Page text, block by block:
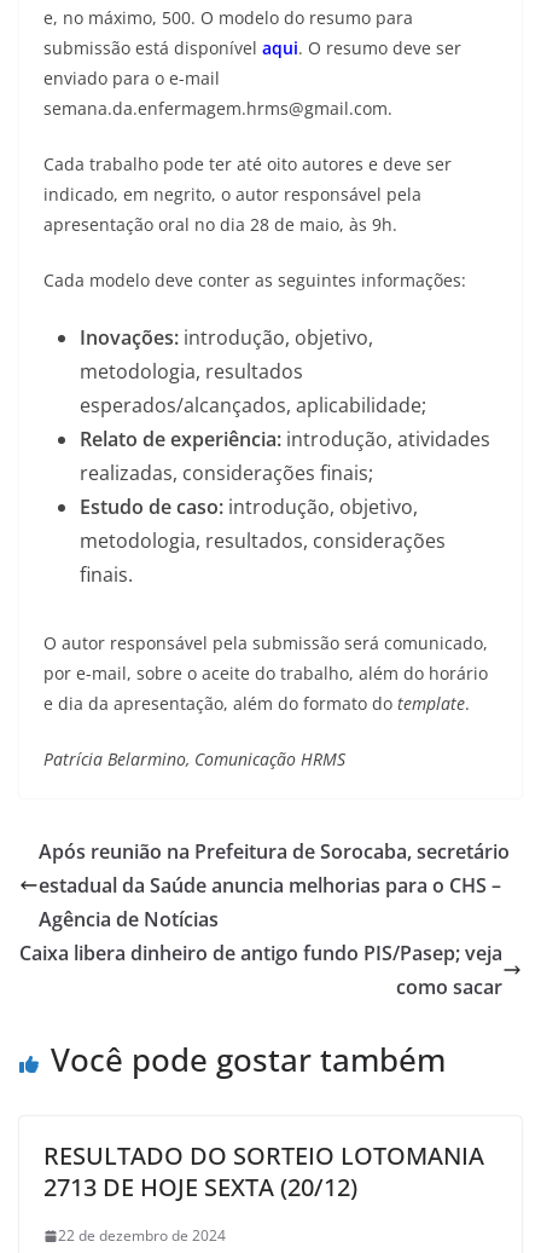
e, no máximo, 500. O modelo do resumo para
submissão está disponível aqui. O resumo deve ser
enviado para o e-mail
semana.da.enfermagem.hrms@gmail.com.
Cada trabalho pode ter até oito autores e deve ser
indicado, em negrito, o autor responsável pela
apresentação oral no dia 28 de maio, às 9h.
Cada modelo deve conter as seguintes informações:
Inovações: introdução, objetivo,
metodologia, resultados
esperados/alcançados, aplicabilidade;
Relato de experiência: introdução, atividades
realizadas, considerações finais;
Estudo de caso: introdução, objetivo,
metodologia, resultados, considerações
finais.
O autor responsável pela submissão será comunicado,
por e-mail, sobre o aceite do trabalho, além do horário
e dia da apresentação, além do formato do template.
Patrícia Belarmino, Comunicação HRMS
Após reunião na Prefeitura de Sorocaba, secretário
estadual da Saúde anuncia melhorias para o CHS –
Agência de Notícias
Caixa libera dinheiro de antigo fundo PIS/Pasep; veja
como sacar
Você pode gostar também
RESULTADO DO SORTEIO LOTOMANIA
2713 DE HOJE SEXTA (20/12)
22 de dezembro de 2024